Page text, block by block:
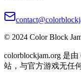
© 2024 Color Block
colorblockjam.org 是
站，与官方游戏无任